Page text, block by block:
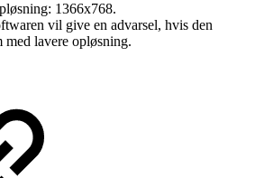
1366x768.
vil give en advarsel, hvis den
med lavere opløsning.